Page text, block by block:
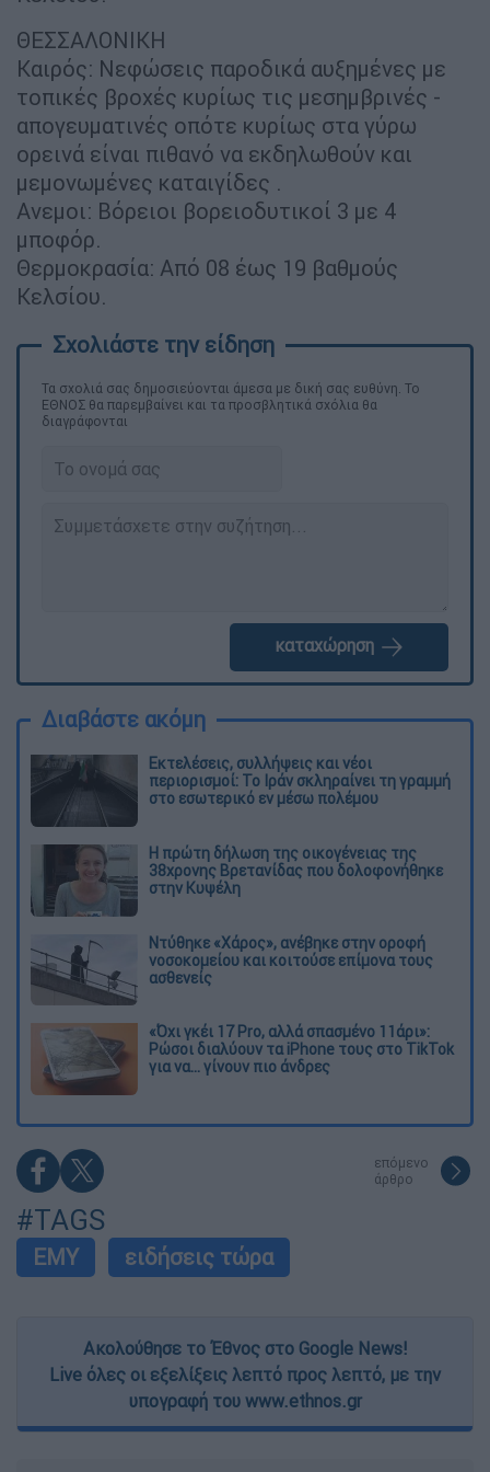
ΘΕΣΣΑΛΟΝΙΚΗ
Καιρός: Νεφώσεις παροδικά αυξημένες με
τοπικές βροχές κυρίως τις μεσημβρινές -
απογευματινές οπότε κυρίως στα γύρω
ορεινά είναι πιθανό να εκδηλωθούν και
μεμονωμένες καταιγίδες .
Ανεμοι: Βόρειοι βορειοδυτικοί 3 με 4
μποφόρ.
Θερμοκρασία: Από 08 έως 19 βαθμούς
Κελσίου.
Τα σχολιά σας δημοσιεύονται άμεσα με δική σας ευθύνη. Το
ΕΘΝΟΣ θα παρεμβαίνει και τα προσβλητικά σχόλια θα
διαγράφονται
καταχώρηση
Διαβάστε ακόμη
Εκτελέσεις, συλλήψεις και νέοι
περιορισμοί: Το Ιράν σκληραίνει τη γραμμή
στο εσωτερικό εν μέσω πολέμου
Η πρώτη δήλωση της οικογένειας της
38χρονης Βρετανίδας που δολοφονήθηκε
στην Κυψέλη
Ντύθηκε «Χάρος», ανέβηκε στην οροφή
νοσοκομείου και κοιτούσε επίμονα τους
ασθενείς
«Όχι γκέι 17 Pro, αλλά σπασμένο 11άρι»:
Ρώσοι διαλύουν τα iPhone τους στο TikTok
για να... γίνουν πιο άνδρες
επόμενο
άρθρο
#TAGS
ΕΜΥ ειδήσεις τώρα
Ακολούθησε το Έθνος στο Google News!
Live όλες οι εξελίξεις λεπτό προς λεπτό, με την
υπογραφή του www.ethnos.gr